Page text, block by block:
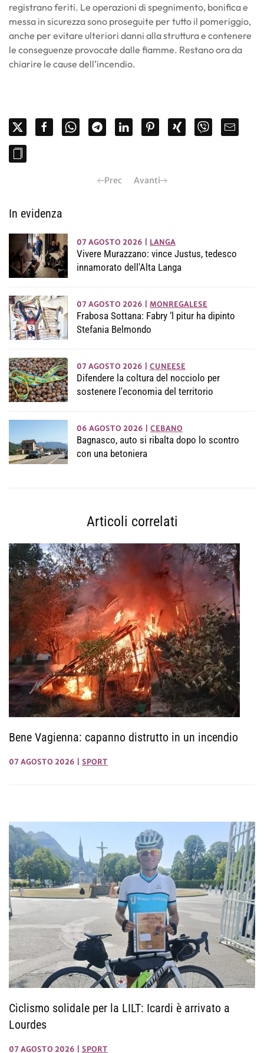
registrano feriti. Le operazioni di spegnimento, bonifica e
messa in sicurezza sono proseguite per tutto il pomeriggio,
anche per evitare ulteriori danni alla struttura e contenere
le conseguenze provocate dalle fiamme. Restano ora da
chiarire le cause dell’incendio.
Prec Avanti
In evidenza
07 AGOSTO 2026 LANGA
Vivere Murazzano: vince Justus, tedesco
innamorato dell'Alta Langa
07 AGOSTO 2026 MONREGALESE
Frabosa Sottana: Fabry ‘l pitur ha dipinto
Stefania Belmondo
07 AGOSTO 2026 CUNEESE
Difendere la coltura del nocciolo per
sostenere l'economia del territorio
06 AGOSTO 2026 CEBANO
Bagnasco, auto si ribalta dopo lo scontro
con una betoniera
Articoli correlati
Bene Vagienna: capanno distrutto in un incendio
07 AGOSTO 2026 SPORT
Ciclismo solidale per la LILT: Icardi è arrivato a
Lourdes
07 AGOSTO 2026 SPORT